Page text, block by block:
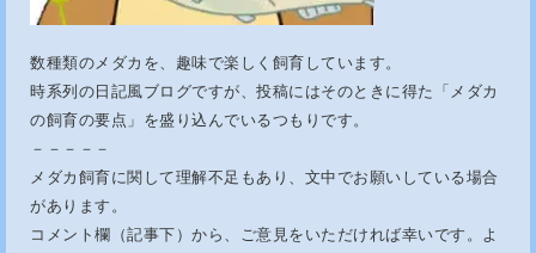
数種類のメダカを、趣味で楽しく飼育しています。
時系列の日記風ブログですが、投稿にはそのときに得た「メダカ
の飼育の要点」を盛り込んでいるつもりです。
－－－－－
メダカ飼育に関して理解不足もあり、文中でお願いしている場合
があります。
コメント欄（記事下）から、ご意見をいただければ幸いです。よ